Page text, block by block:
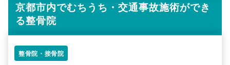
京都市内でむちうち・交通事故施術ができ
る整骨院
整骨院・接骨院